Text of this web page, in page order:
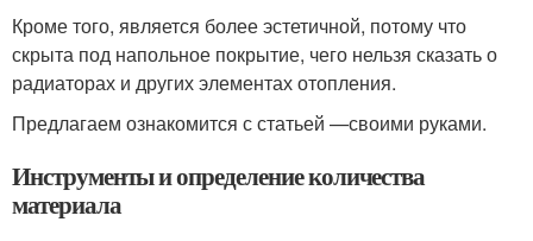
Кроме того, является более эстетичной, потому что
скрыта под напольное покрытие, чего нельзя сказать о
радиаторах и других элементах отопления.
Предлагаем ознакомится с статьей —своими руками.
Инструменты и определение количества
материала